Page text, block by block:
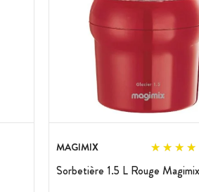
MAGIMIX
Sorbetière 1.5 L Rouge Magimix